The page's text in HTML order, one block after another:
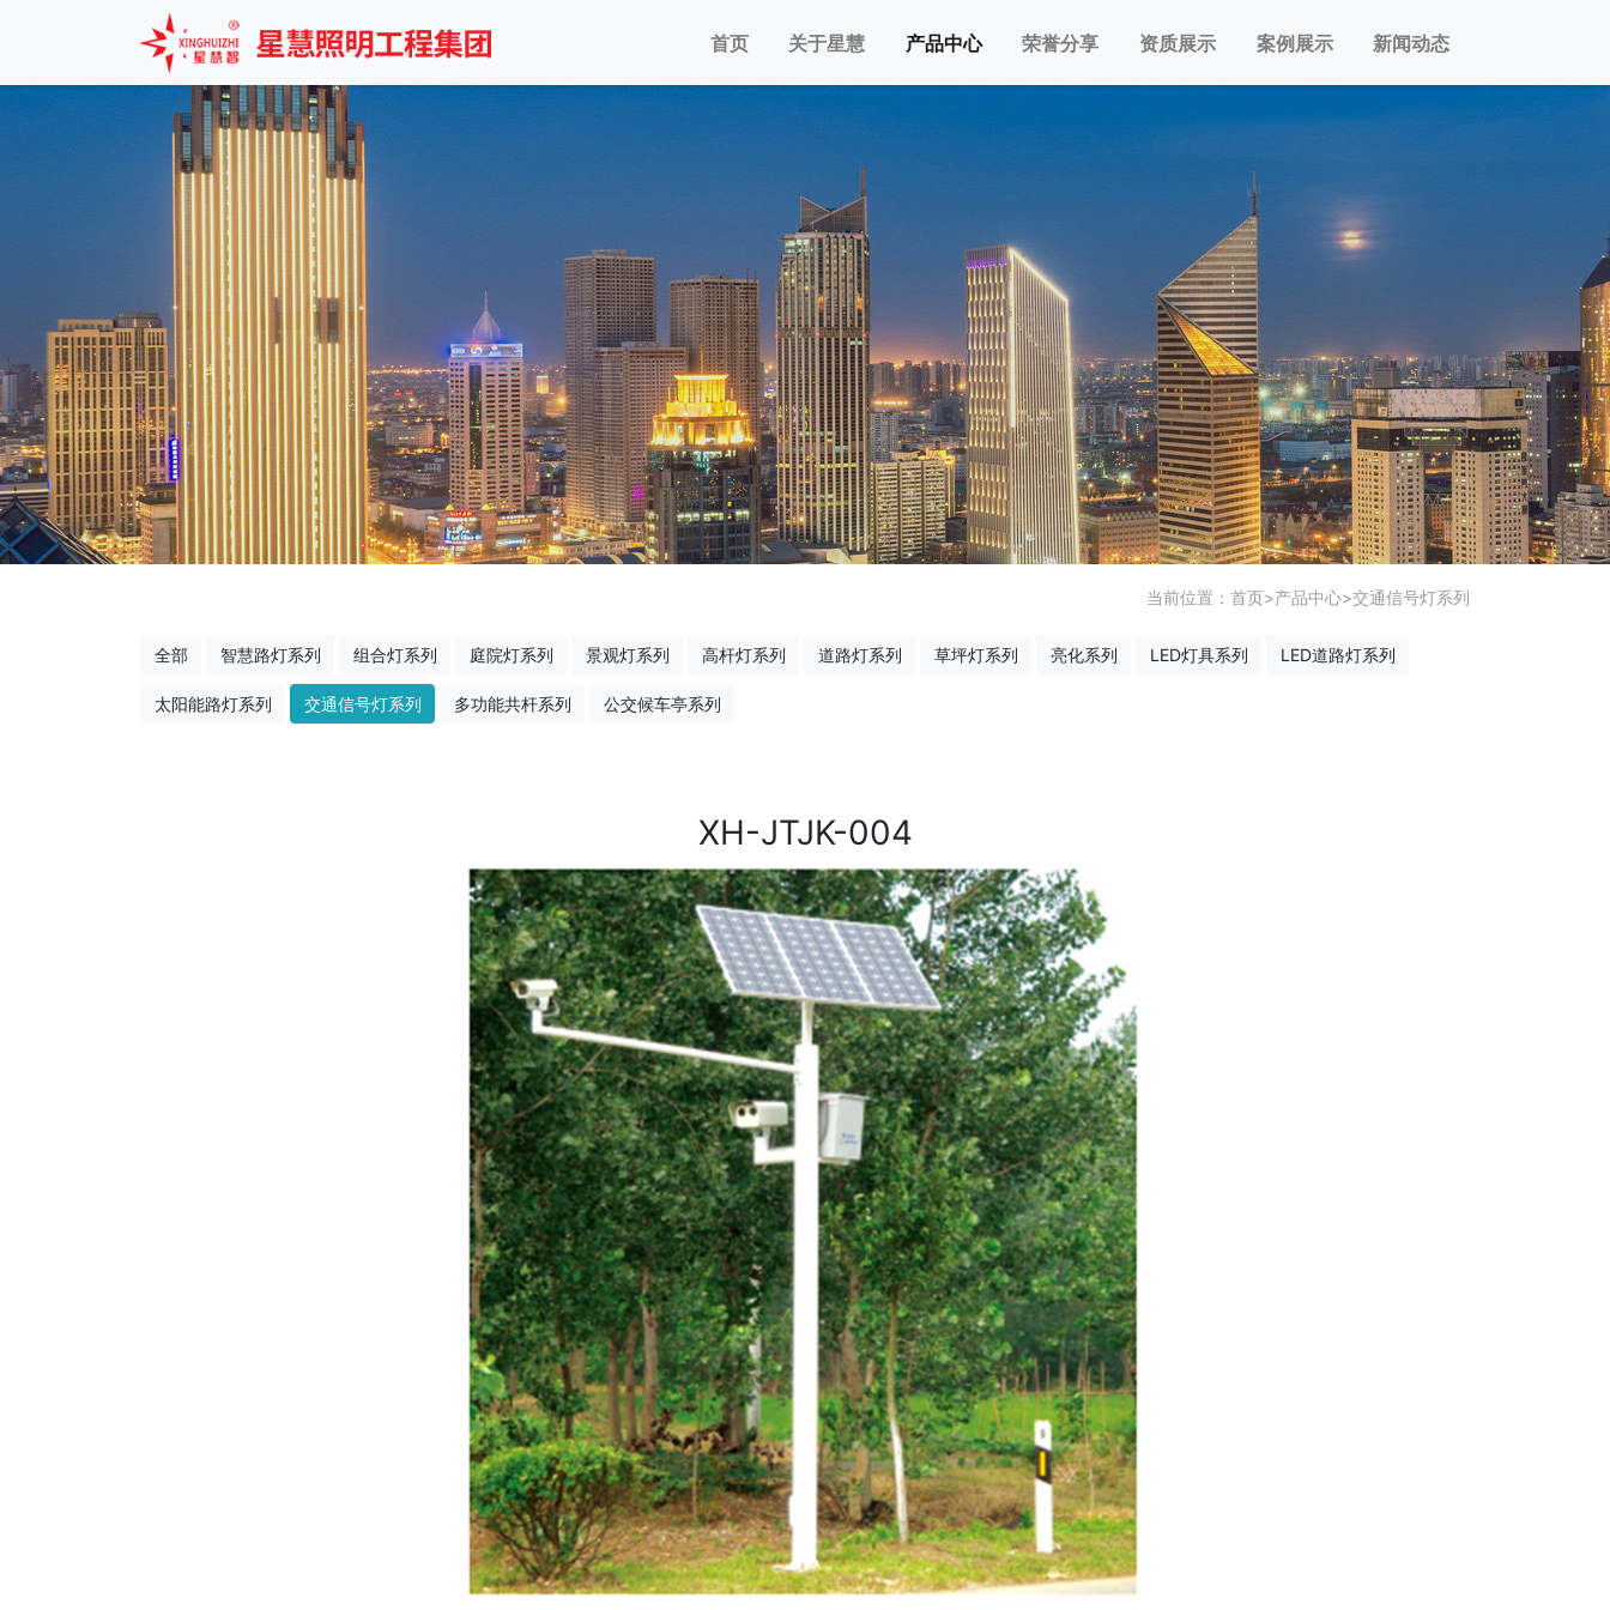
首页 关于星慧 产品中心 荣誉分享 资质展示 案例展示 新闻动态
当前位置： 首页>产品中心>交通信号灯系列
全部 智慧路灯系列 组合灯系列 庭院灯系列 景观灯系列 高杆灯系列 道路灯系列 草坪灯系列 亮化系列 LED灯具系列 LED道路灯系列
太阳能路灯系列 交通信号灯系列 多功能共杆系列 公交候车亭系列
XH-JTJK-004